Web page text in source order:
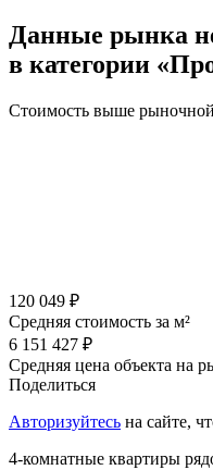
Данные рынка
в категории
Стоимость выше
120 049 ₽
Средняя стоимость за м²
6 151 427 ₽
Средняя цена объекта на
Поделиться
Авторизуйтесь на сайте,
4-комнатные квартиры